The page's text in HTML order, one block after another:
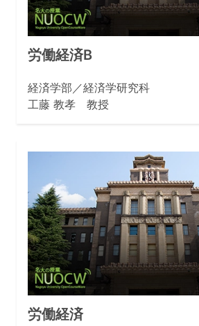
労働経済B
経済学部／経済学研究科
工藤 教孝 教授
労働経済